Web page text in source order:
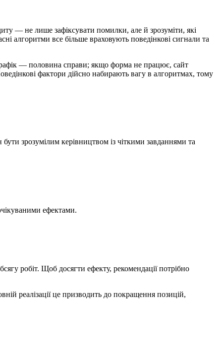
— не лише зафіксувати помилки, але й зрозуміти, які
алгоритми все більше враховують поведінкові сигнали та
— половина справи; якщо форма не працює, сайт
фактори дійсно набирають вагу в алгоритмах, тому
зрозумілим керівництвом із чіткими завданнями та
ефектами.
робіт. Щоб досягти ефекту, рекомендації потрібно
реалізації це призводить до покращення позицій,